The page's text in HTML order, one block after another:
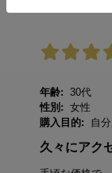
年齢: 30代
性別: 女性
購入目的:
自
久々にアク